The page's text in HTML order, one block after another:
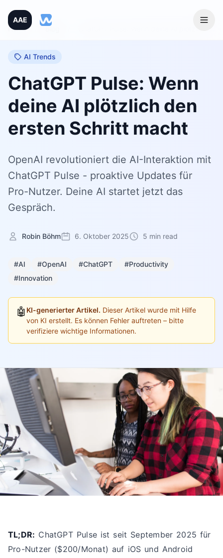
AAE
Home
Blog
AI Trends
ChatGPT Pulse: Wenn
deine AI plötzlich den
ersten Schritt macht
OpenAI revolutioniert die AI-Interaktion mit
ChatGPT Pulse - proaktive Updates für
Pro-Nutzer. Deine AI startet jetzt das
Gespräch.
Robin Böhm 6. Oktober 2025 5 min read
#AI #OpenAI #ChatGPT
#Productivity
#Innovation
🤖 KI-generierter Artikel. Dieser Artikel wurde mit Hilfe
von KI erstellt. Es können Fehler auftreten – bitte
verifiziere wichtige Informationen.
TL;DR: ChatGPT Pulse ist seit September 2025 für
Pro-Nutzer ($200/Monat) auf iOS und Android